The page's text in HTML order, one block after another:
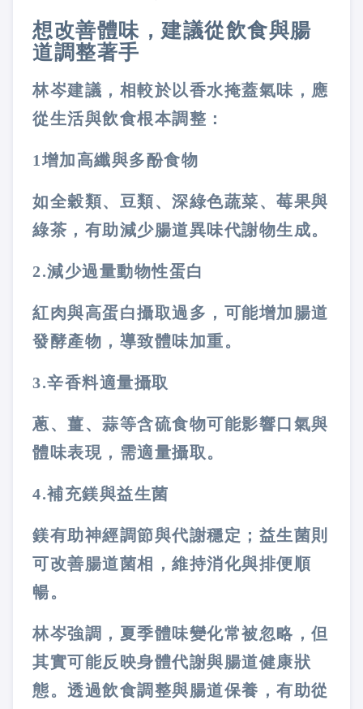
想改善體味，建議從飲食與腸
道調整著手
林岑建議，相較於以香水掩蓋氣味，應
從生活與飲食根本調整：
1增加高纖與多酚食物
如全穀類、豆類、深綠色蔬菜、莓果與
綠茶，有助減少腸道異味代謝物生成。
2.減少過量動物性蛋白
紅肉與高蛋白攝取過多，可能增加腸道
發酵產物，導致體味加重。
3.辛香料適量攝取
蔥、薑、蒜等含硫食物可能影響口氣與
體味表現，需適量攝取。
4.補充鎂與益生菌
鎂有助神經調節與代謝穩定；益生菌則
可改善腸道菌相，維持消化與排便順
暢。
林岑強調，夏季體味變化常被忽略，但
其實可能反映身體代謝與腸道健康狀
態。透過飲食調整與腸道保養，有助從